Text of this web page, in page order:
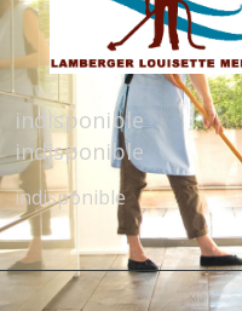
indisponible
indisponible
indisponible